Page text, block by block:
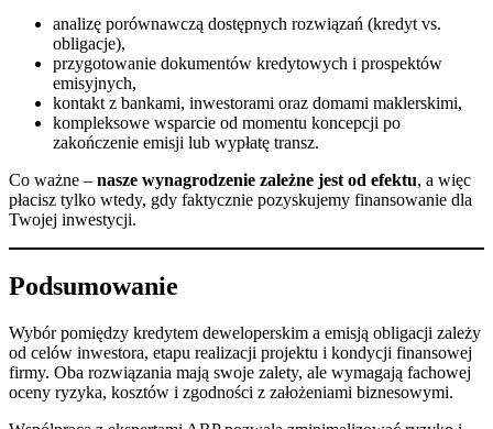
analizę porównawczą dostępnych rozwiązań (kredyt vs.
obligacje),
przygotowanie dokumentów kredytowych i prospektów
emisyjnych,
kontakt z bankami, inwestorami oraz domami maklerskimi,
kompleksowe wsparcie od momentu koncepcji po
zakończenie emisji lub wypłatę transz.
Co ważne – nasze wynagrodzenie zależne jest od efektu, a więc
płacisz tylko wtedy, gdy faktycznie pozyskujemy finansowanie dla
Twojej inwestycji.
Podsumowanie
Wybór pomiędzy kredytem deweloperskim a emisją obligacji zależy
od celów inwestora, etapu realizacji projektu i kondycji finansowej
firmy. Oba rozwiązania mają swoje zalety, ale wymagają fachowej
oceny ryzyka, kosztów i zgodności z założeniami biznesowymi.